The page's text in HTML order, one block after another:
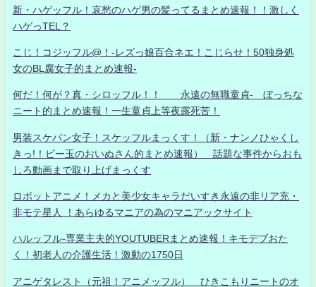
新・ハゲッフル！哀愁のハゲ男の髪ってるまとめ速報！！激しく
ハゲっTEL？
こじ！コジッフル@！-レズっ娘百合ネエ！こじらせ！50独身処
女のBL腐女子的まとめ速報-
何だ！何が？真・シロッフル！！ 永遠の無職童貞- ぼっちな
ニート的まとめ速報！一生童貞上等夜露死苦！
男装スケバン女子！スケッフルまっくす！（新・ナンノひゃくし
きっ!！ビー玉のおいぬさん的まとめ速報） 話題な事件からおも
しろ動画まで取り上げまっくす
ロボットアニメ！メカと美少女キャラだいすき永遠の非リア充・
非モテ星人 ！あらゆるマニアの為のマニアックサイト
ハルッフル-専業主夫的YOUTUBERまとめ速報！キモデブおた
く！初老人の介護生活！激動の1750日
アニゲタレスト（元祖！アニメッフル） ひきこもりニートのオ